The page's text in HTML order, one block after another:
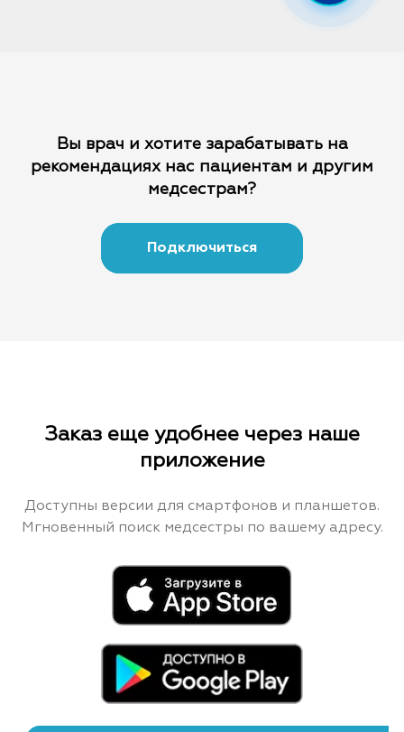
Вы врач и хотите зарабатывать на
рекомендациях нас пациентам и другим
медсестрам?
Подключиться
Заказ еще удобнее через наше
приложение
Доступны версии для смартфонов и планшетов.
Мгновенный поиск медсестры по вашему адресу.